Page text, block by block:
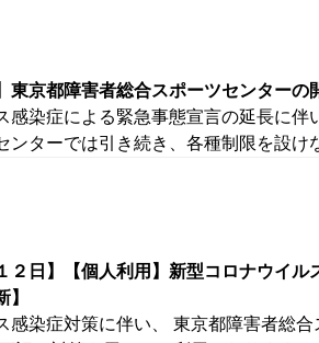
東京都障害者総合スポーツセンター
感染症による緊急事態宣言の延長に
ンターでは引き続き、各種制限を設け
２日】【個人利用】新型コロナウイ
感染症対策に伴い、 東京都障害者総